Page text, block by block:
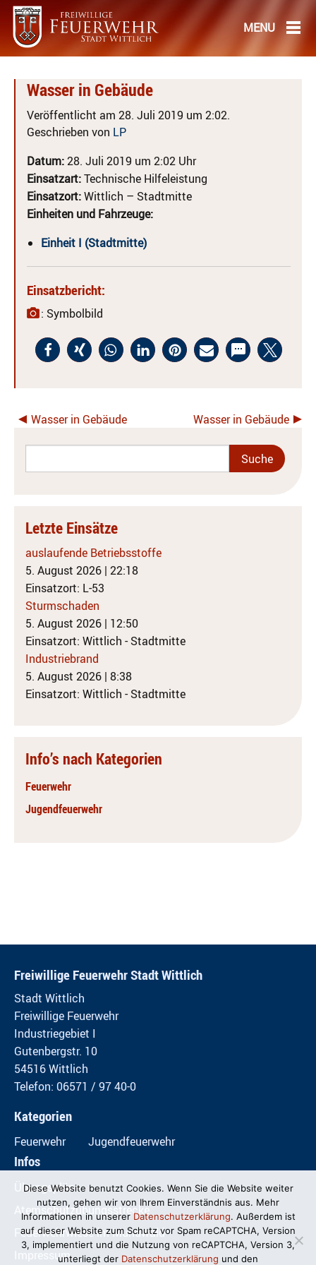
Wasser in Gebäude
Veröffentlicht am 28. Juli 2019 um 2:02.
Geschrieben von LP
Datum:28. Juli 2019 um 2:02 Uhr
Einsatzart:Technische Hilfeleistung
Einsatzort:Wittlich – Stadtmitte
Einheiten und Fahrzeuge:
Einheit I (Stadtmitte)
Einsatzbericht:
: Symbolbild
Wasser in Gebäude Wasser in Gebäude
Letzte Einsätze
auslaufende Betriebsstoffe
5. August 2026 | 22:18
Einsatzort: L-53
Sturmschaden
5. August 2026 | 12:50
Einsatzort: Wittlich - Stadtmitte
Industriebrand
5. August 2026 | 8:38
Einsatzort: Wittlich - Stadtmitte
Info’s nach Kategorien
Feuerwehr
Jugendfeuerwehr
Freiwillige Feuerwehr Stadt Wittlich
Stadt Wittlich
Freiwillige Feuerwehr
Industriegebiet I
Gutenbergstr. 10
54516 Wittlich
Telefon: 06571 / 97 40-0
Kategorien
Feuerwehr Jugendfeuerwehr
Infos
Übungspläne
Atemschutzübungsstrecke
Feuerwehrwiese im Mundwald
Impressum
Diese Website benutzt Cookies. Wenn Sie die Website weiter
nutzen, gehen wir von Ihrem Einverständnis aus. Mehr
Informationen in unserer Datenschutzerklärung. Außerdem ist
auf dieser Website zum Schutz vor Spam reCAPTCHA, Version
3, implementiert und die Nutzung von reCAPTCHA, Version 3,
unterliegt der Datenschutzerklärung und den